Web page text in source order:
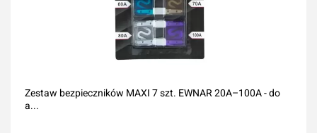
Zestaw bezpieczników MAXI 7 szt. EWNAR 20A–100A - do
a...